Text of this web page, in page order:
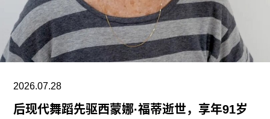
Clancy）告诉《卫报》。“如果参观者得知，工会一
直反对的那些存在于亚马逊等企业的劳动实践，竟
然也存在于一家国际知名的文化机构时，他们一定
会感到震惊。”
V&A东馆典藏库的员工正在争取两次各15分钟的带
薪休息时间。工会成员还要求V&A在一年内获得“伦
2026.07.28
后现代舞蹈先驱西蒙娜·福蒂逝世，享年91岁